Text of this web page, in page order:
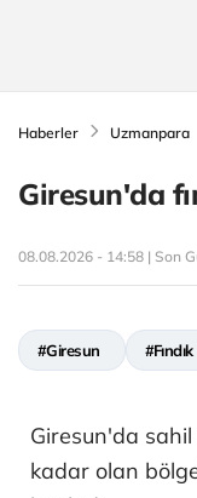
Haberler Uzmanpara
Giresun'da
08.08.2026 - 14:58 | Son
#Giresun
Giresun'da
kadar olan